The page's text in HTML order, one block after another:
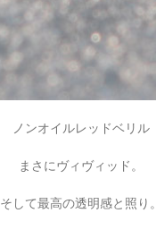
ノンオイルレッドベリル
まさにヴィヴィッド。
そして最高の透明感と照り。